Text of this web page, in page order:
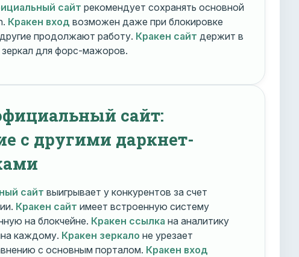
сайт рекомендует сохранять основной
Кракен вход возможен даже при блокировке
продолжают работу. Кракен сайт держит в
для форс-мажоров.
сайт:
с другими даркнет-
сайт выигрывает у конкурентов за счет
Кракен сайт имеет встроенную систему
на блокчейне. Кракен ссылка на аналитику
каждому. Кракен зеркало не урезает
с основным порталом. Кракен вход